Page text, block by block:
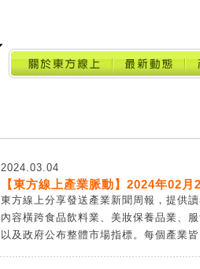
2024.03.04
【東方線上產業脈動】2024年02
東方線上分享發送產業新聞周報，提供
內容橫跨食品飲料業、美妝保養品業、
以及政府公布整體市場指標。每個產業